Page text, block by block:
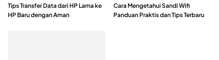
Tips Transfer Data dari HP Lama ke
HP Baru dengan Aman
Cara Mengetahui Sandi Wifi
Panduan Praktis dan Tips Terbaru